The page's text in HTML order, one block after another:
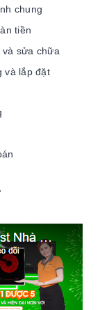
Máy hút
Có
chung
tiền
và sửa chữa
và lắp đặt